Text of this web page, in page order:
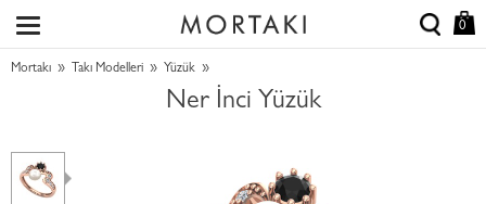
0
Mortakı » Takı Modelleri » Yüzük »
Ner İnci Yüzük